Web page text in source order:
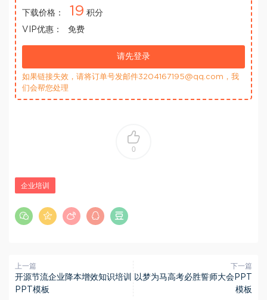
下载价格： 19 积分
VIP优惠：
免费
请先登录
如果链接失效，请将订单号发邮件3204167195@qq.com，我
们会帮您处理
0
企业培训
上一篇
开源节流企业降本增效知识培训
PPT模板
下一篇
以梦为马高考必胜誓师大会PPT
模板